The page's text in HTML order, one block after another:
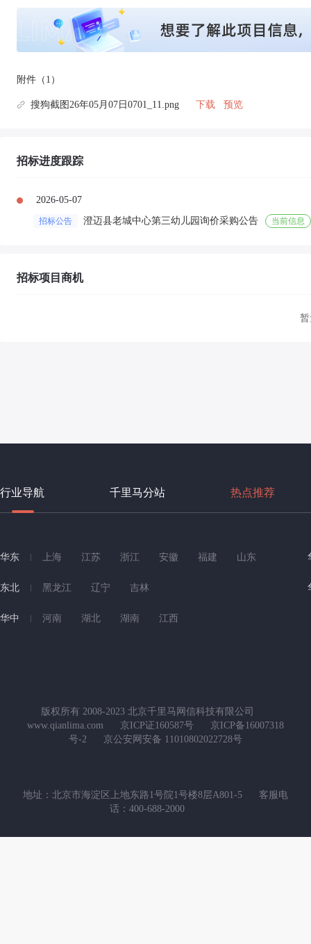
附件（1）
搜狗截图26年05月07日0701_11.png 下载 预览
招标进度跟踪
2026-05-07
招标公告 澄迈县老城中心第三幼儿园询价采购公告 当前信息
招标项目商机
行业导航 千里马分站 热点推荐
华东 上海 江苏 浙江 安徽 福建 山东
东北 黑龙江 辽宁 吉林
华中 河南 湖北 湖南 江西
版权所有 2008-2023 北京千里马网信科技有限公司
www.qianlima.com
京ICP证160587号
京ICP备16007318
号-2
京公安网安备 11010802022728号
地址：北京市海淀区上地东路1号院1号楼8层A801-5
客服电
话：400-688-2000